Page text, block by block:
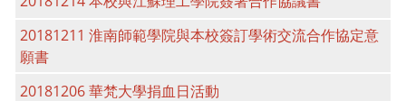
20181211 淮南師範學院與本校簽訂學術交流合作協定意
願書
20181206 華梵大學捐血日活動